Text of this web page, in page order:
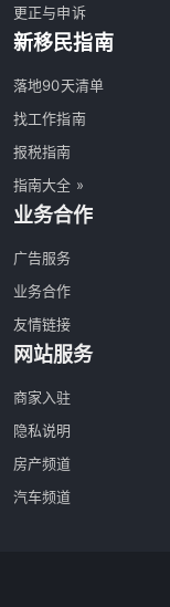
更正与申诉
新移民指南
落地90天清单
找工作指南
报税指南
指南大全 »
业务合作
广告服务
业务合作
友情链接
网站服务
商家入驻
隐私说明
房产频道
汽车频道